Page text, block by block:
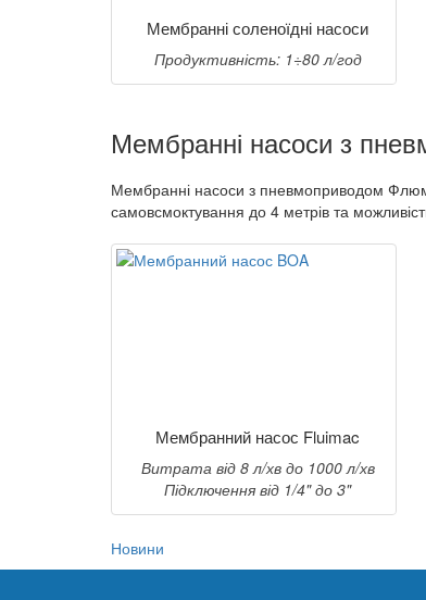
Мембранні соленоїдні насоси
Продуктивність: 1÷80 л/год
Мембранні насоси з
Мембранні насоси з пневмоприводом
самовсмоктування до 4 метрів та
Мембранний насос Fluimac
Витрата від 8 л/хв до 1000 л/хв
Підключення від 1/4" до 3"
Новини